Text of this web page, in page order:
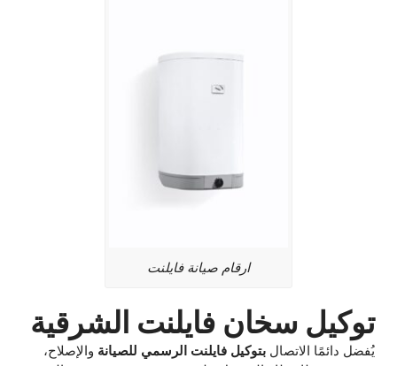
ارقام صيانة فايلنت
توكيل سخان فايلنت الشرقية
يُفضل دائمًا الاتصال بتوكيل فايلنت الرسمي للصيانة والإصلاح،